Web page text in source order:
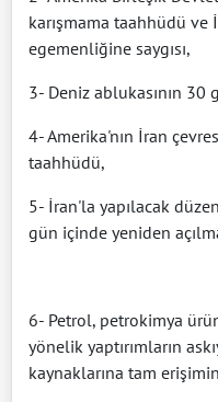
karışmama taahhüdü
egemenliğine saygısı,
3- Deniz ablukasının 30
4- Amerika'nın İran
taahhüdü,
5- İran'la yapılacak
gün içinde yeniden
6- Petrol, petrokimya
yönelik yaptırımların
kaynaklarına tam